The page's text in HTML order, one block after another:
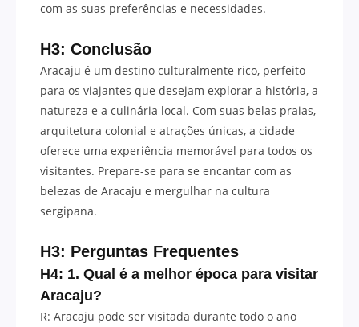
com as suas preferências e necessidades.
H3: Conclusão
Aracaju é um destino culturalmente rico, perfeito
para os viajantes que desejam explorar a história, a
natureza e a culinária local. Com suas belas praias,
arquitetura colonial e atrações únicas, a cidade
oferece uma experiência memorável para todos os
visitantes. Prepare-se para se encantar com as
belezas de Aracaju e mergulhar na cultura
sergipana.
H3: Perguntas Frequentes
H4: 1. Qual é a melhor época para visitar
Aracaju?
R: Aracaju pode ser visitada durante todo o ano